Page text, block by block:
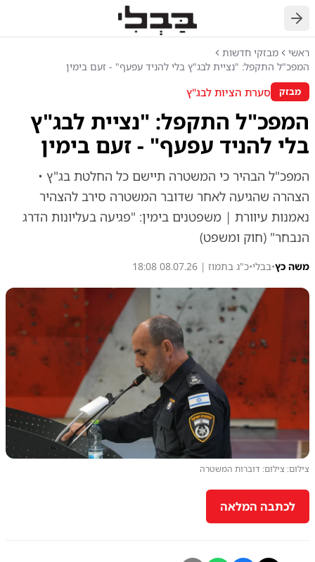
חזרה
ראשי
מבזקי חדשות
המפכ"ל התקפל: "נציית לבג"ץ בלי להניד עפעף" - זעם בימין
מבזק סערת הציות לבג"ץ
המפכ"ל התקפל: "נציית לבג"ץ
בלי להניד עפעף" - זעם בימין
המפכ"ל הבהיר כי המשטרה תיישם כל החלטת בג"ץ •
הצהרה שהגיעה לאחר שדובר המשטרה סירב להצהיר
נאמנות עיוורת | משפטנים בימין: "פגיעה בעליונות הדרג
הנבחר" (חוק ומשפט)
משה כץ•בבלי•כ"ג בתמוז | 08.07.26 18:08
צילום: צילום: דוברות המשטרה
לכתבה המלאה